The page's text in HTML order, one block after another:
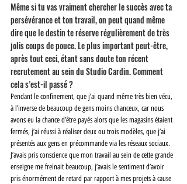
Même si tu vas vraiment chercher le succès avec ta
persévérance et ton travail, on peut quand même
dire que le destin te réserve régulièrement de très
jolis coups de pouce. Le plus important peut-être,
après tout ceci, étant sans doute ton récent
recrutement au sein du Studio Cardin. Comment
cela s’est-il passé ?
Pendant le confinement, que j’ai quand même très bien vécu,
à l’inverse de beaucoup de gens moins chanceux, car nous
avons eu la chance d’être payés alors que les magasins étaient
fermés, j’ai réussi à réaliser deux ou trois modèles, que j’ai
présentés aux gens en précommande via les réseaux sociaux.
J’avais pris conscience que mon travail au sein de cette grande
enseigne me freinait beaucoup, j’avais le sentiment d’avoir
pris énormément de retard par rapport à mes projets à cause